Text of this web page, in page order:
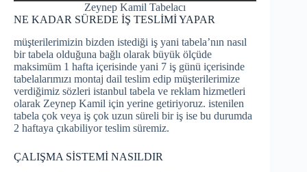
Zeynep Kamil Tabelacı
NE KADAR SÜREDE İŞ TESLİMİ YAPAR
müşterilerimizin bizden istediği iş yani tabela’nın nasıl
bir tabela olduğuna bağlı olarak büyük ölçüde
maksimüm 1 hafta içerisinde yani 7 iş günü içerisinde
tabelalarımızı montaj dail teslim edip müşterilerimize
verdiğimiz sözleri istanbul tabela ve reklam hizmetleri
olarak Zeynep Kamil için yerine getiriyoruz. istenilen
tabela çok veya iş çok uzun süreli bir iş ise bu durumda
2 haftaya çıkabiliyor teslim süremiz.
ÇALIŞMA SİSTEMİ NASILDIR